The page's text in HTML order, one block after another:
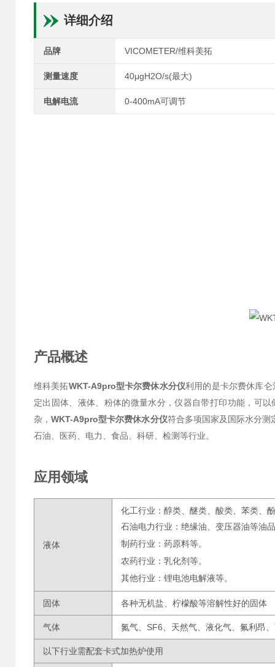
详细介绍
品牌 VICOMETER/维科美拓
测量速度 40μgH2O/s(最大)
电解电流 0-400mA可调节
产品概述
维科美拓WKT-A9pro型卡尔费休水分仪利用的是卡尔费休库
定出固体、液体、粉体的微量水分，仪器自带打印功能，可
杂，WKT-A9pro型卡尔费休水分仪符合多项国家及国际水分测
石油、医药、电力、食品、科研、检测等行业。
应用领域
液体
化工行业：醇类、醚类、酸类、苯类、
石油电力行业：绝缘油、变压器油等油
制药行业：药原料等。
农药行业：乳化剂等。
其他行业：锂电池电解液等。
固体 各种无机盐、柠檬酸等溶解性好的固体
气体 氮气、SF6、天然气、液化气、氟利昂
以下行业需配套卡式加热炉使用